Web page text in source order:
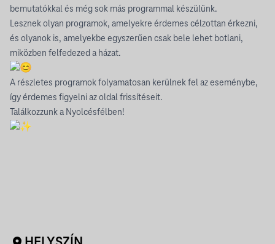
bemutatókkal és még sok más programmal készülünk.
Lesznek olyan programok, amelyekre érdemes célzottan érkezni,
és olyanok is, amelyekbe egyszerűen csak bele lehet botlani,
miközben felfedezed a házat.
A részletes programok folyamatosan kerülnek fel az eseménybe,
így érdemes figyelni az oldal frissítéseit.
Találkozzunk a Nyolcésfélben!